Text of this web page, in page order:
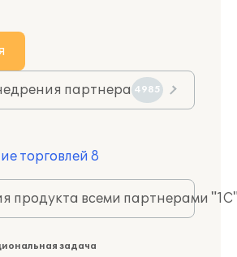
партнера 4985
торговлей 8
продукта всеми партнерами
задача